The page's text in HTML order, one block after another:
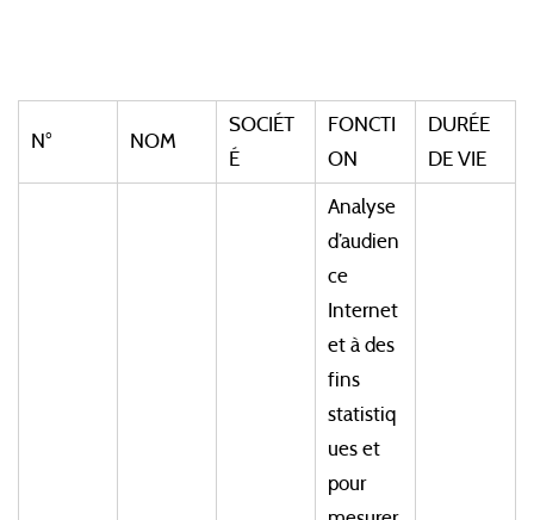
N° NOM
SOCIÉT
É
FONCTI
ON
DURÉE
DE VIE
Analyse
d’audien
ce
Internet
et à des
fins
statistiq
ues et
pour